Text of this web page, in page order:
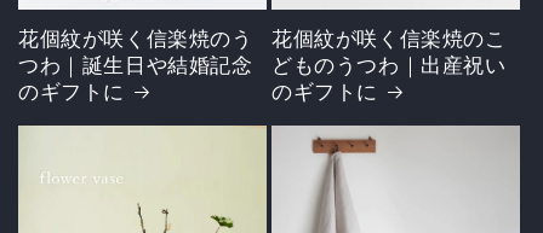
花個紋が咲く信楽焼のう
つわ｜誕生日や結婚記念
のギフトに
花個紋が咲く信楽焼のこ
どものうつわ｜出産祝い
のギフトに